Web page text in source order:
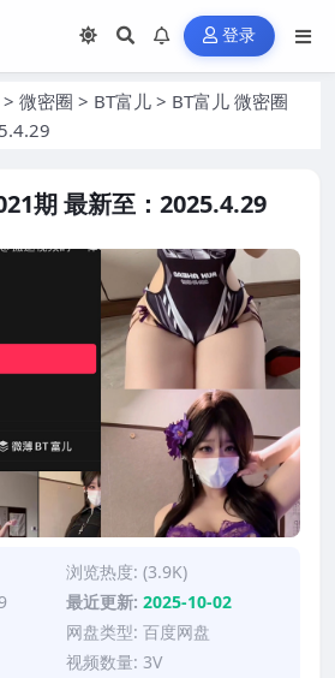
登录
> 微密圈 > BT富儿 > BT富儿 微密圈
期 最新至：2025.4.29
浏览热度: (3.9K)
最近更新: 2025-10-02
网盘类型: 百度网盘
视频数量: 3V